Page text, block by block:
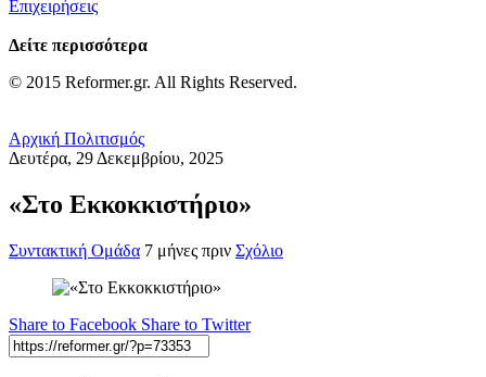
Επιχειρήσεις
Δείτε περισσότερα
© 2015 Reformer.gr. All Rights Reserved.
Αρχική Πολιτισμός
Δευτέρα, 29 Δεκεμβρίου, 2025
«Στο Εκκοκκιστήριο»
Συντακτική Ομάδα 7 μήνες πριν Σχόλιο
Share to Facebook Share to Twitter